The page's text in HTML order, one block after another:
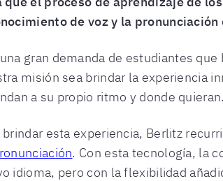
de voz y la pronunciación
gran demanda de estudiantes
misión sea brindar la experiencia
a su propio ritmo y donde quieran.
brindar esta experiencia, Berlitz
. Con esta tecnología, la
idioma, pero con la flexibilidad